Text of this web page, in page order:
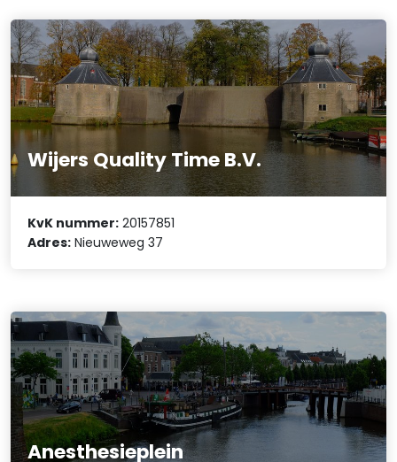
Wijers Quality Time B.V.
KvK nummer: 20157851
Adres: Nieuweweg 37
Anesthesieplein